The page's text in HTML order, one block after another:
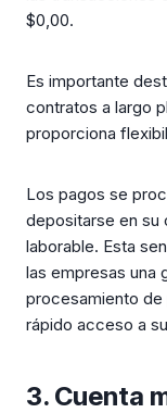
$0,00.
Es importante
contratos a largo
proporciona
Los pagos se
depositarse en su
laborable. Esta
las empresas una
procesamiento de
rápido acceso a
3. Cuenta